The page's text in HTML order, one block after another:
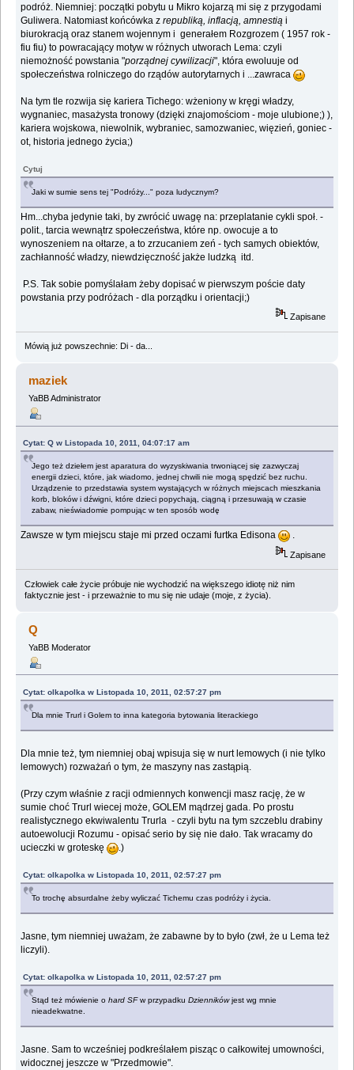
podróż. Niemniej: początki pobytu u Mikro kojarzą mi się z przygodami
Guliwera. Natomiast końcówka zrepubliką, inflacją, amnestią i
biurokracją oraz stanem wojennym i generałem Rozgrozem ( 1957 rok -
fiu fiu) to powracający motyw w różnych utworach Lema: czyli
niemożność powstania "porządnej cywilizacji", która ewoluuje od
społeczeństwa rolniczego do rządów autorytarnych i ...zawraca
Na tym tle rozwija się kariera Tichego: wżeniony w kręgi władzy,
wygnaniec, masażysta tronowy (dzięki znajomościom - moje ulubione;) ),
kariera wojskowa, niewolnik, wybraniec, samozwaniec, więzień, goniec -
ot, historia jednego życia;)
Cytuj
Jaki w sumie sens tej "Podróży..." poza ludycznym?
Hm...chyba jedynie taki, by zwrócić uwagę na: przeplatanie cykli społ. -
polit., tarcia wewnątrz społeczeństwa, które np. owocuje a to
wynoszeniem na ołtarze, a to zrzucaniem zeń - tych samych obiektów,
zachłanność władzy, niewdzięczność jakże ludzką itd.
P.S. Tak sobie pomyślałam żeby dopisać w pierwszym poście daty
powstania przy podróżach - dla porządku i orientacji;)
Zapisane
Mówią już powszechnie: Di - da...
maziek
YaBB Administrator
Cytat: Q w Listopada 10, 2011, 04:07:17 am
Jego też dziełem jest aparatura do wyzyskiwania trwoniącej się zazwyczaj
energii dzieci, które, jak wiadomo, jednej chwili nie mogą spędzić bez ruchu.
Urządzenie to przedstawia system wystających w różnych miejscach mieszkania
korb, bloków i dźwigni, które dzieci popychają, ciągną i przesuwają w czasie
zabaw, nieświadomie pompując w ten sposób wodę
Zawsze w tym miejscu staje mi przed oczami furtka Edisona .
Zapisane
Człowiek całe życie próbuje nie wychodzić na większego idiotę niż nim
faktycznie jest - i przeważnie to mu się nie udaje (moje, z życia).
Q
YaBB Moderator
Cytat: olkapolka w Listopada 10, 2011, 02:57:27 pm
Dla mnie Trurl i Golem to inna kategoria bytowania literackiego
Dla mnie też, tym niemniej obaj wpisuja się w nurt lemowych (i nie tylko
lemowych) rozważań o tym, że maszyny nas zastąpią.
(Przy czym właśnie z racji odmiennych konwencji masz rację, że w
sumie choć Trurl wiecej może, GOLEM mądrzej gada. Po prostu
realistycznego ekwiwalentu Trurla - czyli bytu na tym szczeblu drabiny
autoewolucji Rozumu - opisać serio by się nie dało. Tak wracamy do
ucieczki w groteskę
.)
Cytat: olkapolka w Listopada 10, 2011, 02:57:27 pm
To trochę absurdalne żeby wyliczać Tichemu czas podróży i życia.
Jasne, tym niemniej uważam, że zabawne by to było (zwł, że u Lema też
liczyli).
Cytat: olkapolka w Listopada 10, 2011, 02:57:27 pm
Stąd też mówienie ohard SFw przypadkuDziennikówjest wg mnie
nieadekwatne.
Jasne. Sam to wcześniej podkreślałem pisząc o całkowitej umowności,
widocznej jeszcze w "Przedmowie".